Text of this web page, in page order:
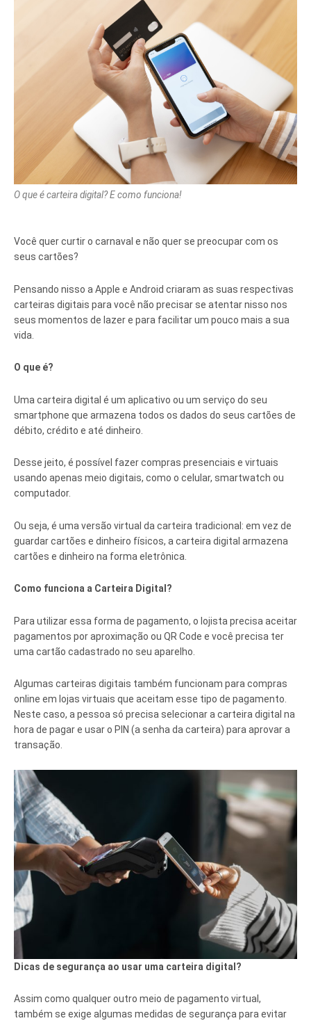
O que é carteira digital? E como funciona!
Você quer curtir o carnaval e não quer se preocupar com os
seus cartões?
Pensando nisso a Apple e Android criaram as suas respectivas
carteiras digitais para você não precisar se atentar nisso nos
seus momentos de lazer e para facilitar um pouco mais a sua
vida.
O que é?
Uma carteira digital é um aplicativo ou um serviço do seu
smartphone que armazena todos os dados do seus cartões de
débito, crédito e até dinheiro.
Desse jeito, é possível fazer compras presenciais e virtuais
usando apenas meio digitais, como o celular, smartwatch ou
computador.
Ou seja, é uma versão virtual da carteira tradicional: em vez de
guardar cartões e dinheiro físicos, a carteira digital armazena
cartões e dinheiro na forma eletrônica.
Como funciona a Carteira Digital?
Para utilizar essa forma de pagamento, o lojista precisa aceitar
pagamentos por aproximação ou QR Code e você precisa ter
uma cartão cadastrado no seu aparelho.
Algumas carteiras digitais também funcionam para compras
online em lojas virtuais que aceitam esse tipo de pagamento.
Neste caso, a pessoa só precisa selecionar a carteira digital na
hora de pagar e usar o PIN (a senha da carteira) para aprovar a
transação.
Dicas de segurança ao usar uma carteira digital?
Assim como qualquer outro meio de pagamento virtual,
também se exige algumas medidas de segurança para evitar